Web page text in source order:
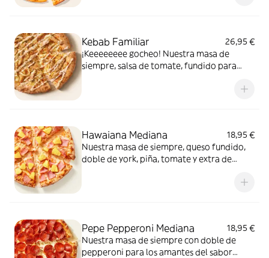
Kebab Familiar
26,95 €
¡Keeeeeeee gocheo! Nuestra masa de
siempre, salsa de tomate, fundido para
Hawaiana Mediana
18,95 €
Nuestra masa de siempre, queso fundido,
doble de york, piña, tomate y extra de
Pepe Pepperoni Mediana
18,95 €
Nuestra masa de siempre con doble de
pepperoni para los amantes del sabor